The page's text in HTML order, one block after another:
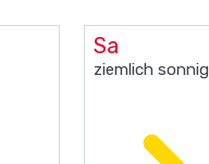
Sa
ziemlich sonnig